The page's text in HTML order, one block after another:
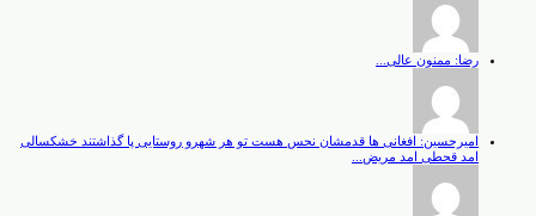
رضا: ممنون عالی...
امیرحسین: افغانی ها قدمشان نحس هست تو هر شهرو روستایی پا گذاشتند خشکسالی
امد قحطی امد مریض...